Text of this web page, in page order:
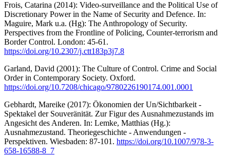
Frois, Catarina (2014): Video-surveillance and the Political Use of
Discretionary Power in the Name of Security and Defence. In:
Maguire, Mark u.a. (Hg): The Anthropology of Security.
Perspectives from the Frontline of Policing, Counter-terrorism and
Border Control. London: 45-61.
https://doi.org/10.2307/j.ctt183p3j7.8
Garland, David (2001): The Culture of Control. Crime and Social
Order in Contemporary Society. Oxford.
https://doi.org/10.7208/chicago/9780226190174.001.0001
Gebhardt, Mareike (2017): Ökonomien der Un/Sichtbarkeit -
Spektakel der Souveränität. Zur Figur des Ausnahmezustands im
Angesicht des Anderen. In: Lemke, Matthias (Hg.):
Ausnahmezustand. Theoriegeschichte - Anwendungen -
Perspektiven. Wiesbaden: 87-101. https://doi.org/10.1007/978-3-
658-16588-8_7